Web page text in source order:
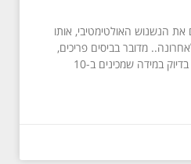
את הנשנוש האולטימטיבי, אותו
מדובר בביסים פריכים,
במידה שמכינים ב-10